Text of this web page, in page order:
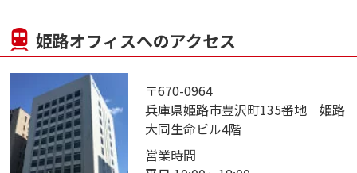
姫路オフィスへのアクセス
〒670-0964
兵庫県姫路市豊沢町135番地 姫路
大同生命ビル4階
営業時間